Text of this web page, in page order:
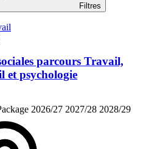
Filtres
parcours Travail,
et psychologie
2026/27 2027/28 2028/29